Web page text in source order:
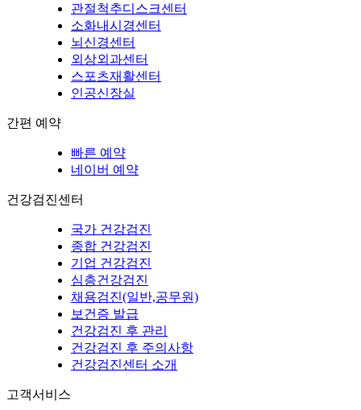
관절척추디스크센터
소화내시경센터
뇌신경센터
외상외과센터
스포츠재활센터
인공신장실
간편 예약
빠른 예약
네이버 예약
건강검진센터
국가 건강검진
종합 건강검진
기업 건강검진
심층건강검진
채용검진(일반,공무원)
보건증 발급
건강검진 후 관리
건강검진 후 주의사항
건강검진센터 소개
고객서비스